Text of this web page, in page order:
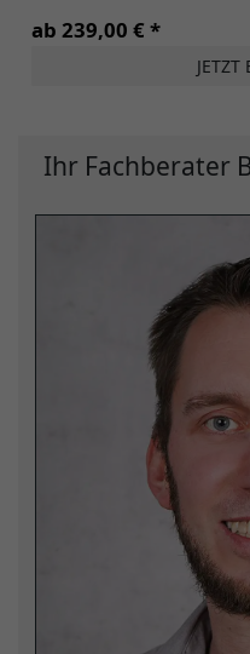
ab 239,00 € *
JETZT
Ihr Fachberater